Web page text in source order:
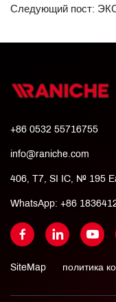
Следующий пост:
+86 0532 55716755
info@raniche.com
406, T7, SI IC, № 195
WhatsApp: +86
SiteMap политика